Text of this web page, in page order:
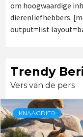
om hoogwaardige
dierenliefhebbers.
output=list
Trendy
Vers van de pers
KNAAGDIER